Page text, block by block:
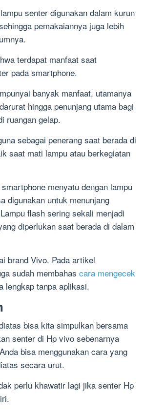
senter digunakan dalam kurun
pemakaiannya juga lebih
terdapat manfaat saat
pada smartphone.
banyak manfaat, utamanya
hingga penunjang utama bagi
ruangan gelap.
sebagai penerang saat berada di
saat mati lampu atau berkegiatan
menyatu dengan lampu
digunakan untuk menunjang
flash sering sekali menjadi
diperlukan saat berada di dalam
brand Vivo. Pada artikel
sudah membahas cara mengecek
lengkap tanpa aplikasi.
bisa kita simpulkan bersama
senter di Hp vivo sebenarnya
bisa menggunakan cara yang
secara urut.
perlu khawatir lagi jika senter Hp